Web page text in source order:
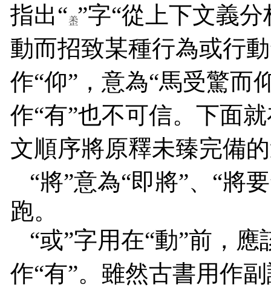
指出“ ”字“從上下文義
動而招致某種行為或行
作“仰”，意為“馬受驚而
作“有”也不可信。下面
文順序將原釋未臻完備
“將”意為“即將”、“將
跑。
“或”字用在“動”前，
作“有”。雖然古書用作